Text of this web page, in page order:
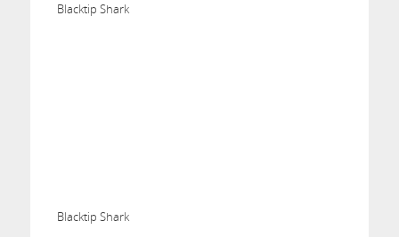
Blacktip Shark
Blacktip Shark